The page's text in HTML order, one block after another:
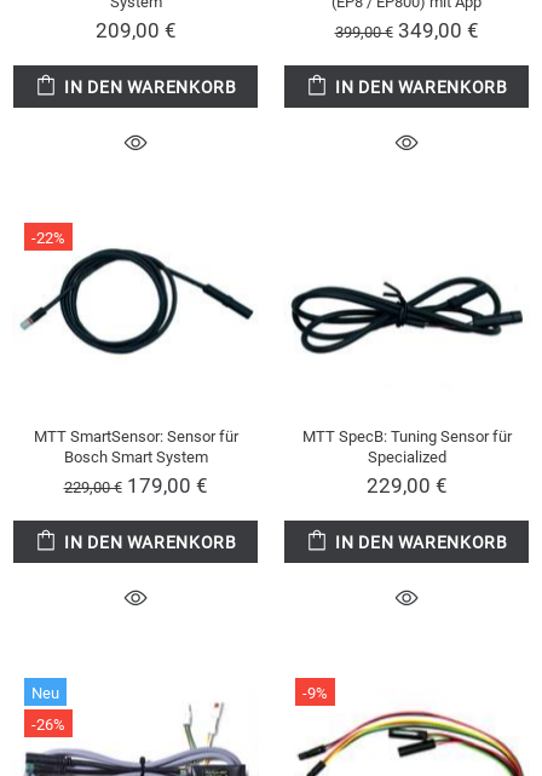
209,00 €
IN DEN WARENKORB
399,00 € 349,00 €
IN DEN WARENKORB
-22%
MTT SmartSensor: Sensor für
Bosch Smart System
229,00 € 179,00 €
IN DEN WARENKORB
MTT SpecB: Tuning Sensor für
Specialized
229,00 €
IN DEN WARENKORB
Neu
-26%
-9%